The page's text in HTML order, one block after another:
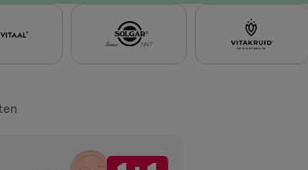
geavanceerde
zoekopties